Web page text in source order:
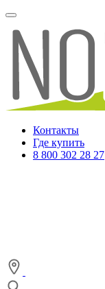
Контакты
Где купить
8 800 302 28 27